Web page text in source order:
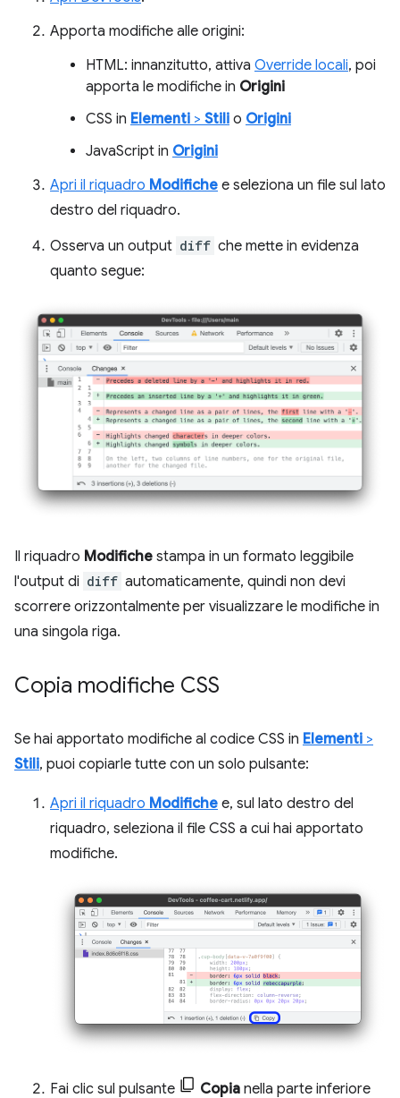
Apporta modifiche alle origini:
HTML: innanzitutto, attiva Override locali, poi
apporta le modifiche in Origini
CSS in Elementi > Stili o Origini
JavaScript in Origini
Apri il riquadro Modifiche e seleziona un file sul lato
destro del riquadro.
Osserva un output diff che mette in evidenza
quanto segue:
Il riquadro Modifiche stampa in un formato leggibile
l'output di diff automaticamente, quindi non devi
scorrere orizzontalmente per visualizzare le modifiche in
una singola riga.
Copia modifiche CSS
Se hai apportato modifiche al codice CSS in Elementi >
Stili, puoi copiarle tutte con un solo pulsante:
Apri il riquadro Modifiche e, sul lato destro del
riquadro, seleziona il file CSS a cui hai apportato
modifiche.
Fai clic sul pulsante Copia nella parte inferiore